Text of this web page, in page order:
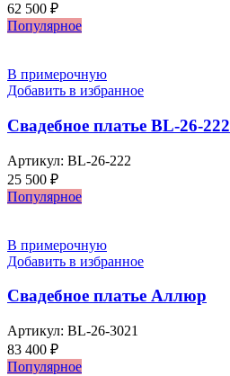
62 500 ₽
Популярное
В примерочную
Добавить в избранное
Свадебное платье BL-26-222
Артикул: BL-26-222
25 500 ₽
Популярное
В примерочную
Добавить в избранное
Свадебное платье Аллюр
Артикул: BL-26-3021
83 400 ₽
Популярное